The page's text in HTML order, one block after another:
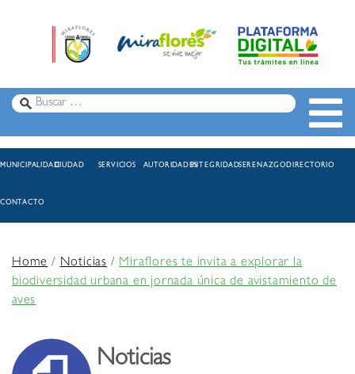
MUNICIPALIDADCIUDAD SERVICIOS AUTORIDADESINTEGRIDADSERENAZGODIRECTORIO
CONTACTO
Home/Noticias /Miraflores te invita a explorar la
biodiversidad urbana en jornada única de avistamiento de
aves
Noticias